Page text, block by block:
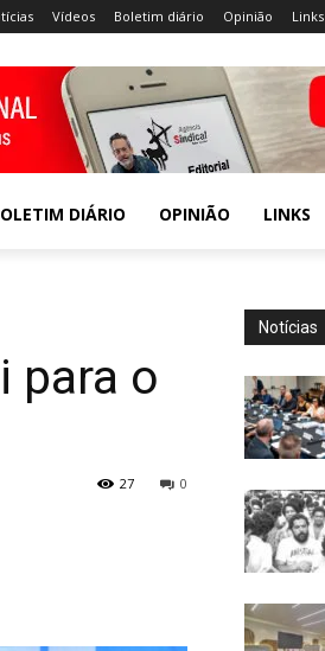
Vídeos Boletim diário Opinião Links
DIÁRIO OPINIÃO LINKS
para o
0
27
Notícias